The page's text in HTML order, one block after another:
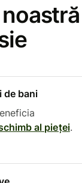
de bani
al pieței.